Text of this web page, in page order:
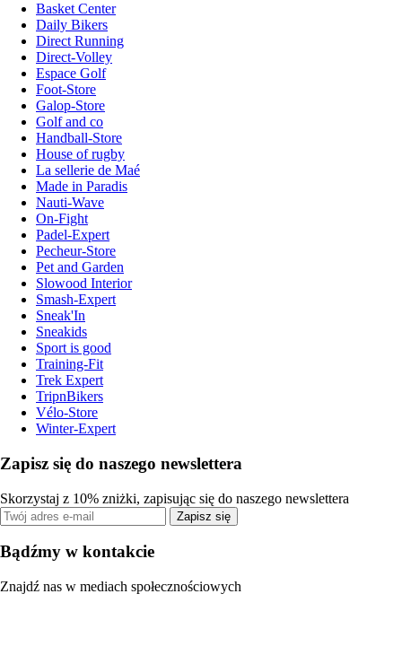
Basket Center
Daily Bikers
Direct Running
Direct-Volley
Espace Golf
Foot-Store
Galop-Store
Golf and co
Handball-Store
House of rugby
La sellerie de Maé
Made in Paradis
Nauti-Wave
On-Fight
Padel-Expert
Pecheur-Store
Pet and Garden
Slowood Interior
Smash-Expert
Sneak'In
Sneakids
Sport is good
Training-Fit
Trek Expert
TripnBikers
Vélo-Store
Winter-Expert
Zapisz się do naszego newslettera
Skorzystaj z 10% zniżki, zapisując się do naszego newslettera
Zapisz się
Bądźmy w kontakcie
Znajdź nas w mediach społecznościowych